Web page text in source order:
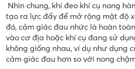
Nhìn chung, khi đeo khí cụ nong
tạo ra lực đẩy để mở rộng mật độ
đó, cảm giác đau nhức là hoàn
vào cơ địa hoặc khí cụ đang sử
không giống nhau, ví dụ như dụng
cảm giác đau hơn so với nong